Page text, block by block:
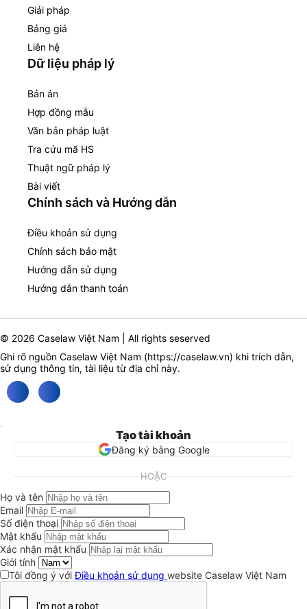
Giải pháp
Bảng giá
Liên hệ
Dữ liệu pháp lý
Bản án
Hợp đồng mẫu
Văn bản pháp luật
Tra cứu mã HS
Thuật ngữ pháp lý
Bài viết
Chính sách và Hướng dẫn
Điều khoản sử dụng
Chính sách bảo mật
Hướng dẫn sử dụng
Hướng dẫn thanh toán
© 2026 Caselaw Việt Nam | All rights seserved
Ghi rõ nguồn Caselaw Việt Nam (https://caselaw.vn) khi trích dẫn,
sử dụng thông tin, tài liệu từ địa chỉ này.
Tạo tài khoản
Đăng ký bằng Google
HOẶC
Họ và tên
Email
Số điện thoại
Mật khẩu
Xác nhận mật khẩu
Giới tính
Tôi đồng ý vớiĐiều khoản sử dụng website Caselaw Việt Nam